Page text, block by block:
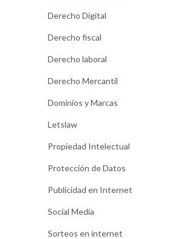
Derecho Digital
Derecho fiscal
Derecho laboral
Derecho Mercantil
Dominios y Marcas
Letslaw
Propiedad Intelectual
Protección de Datos
Publicidad en Internet
Social Media
Sorteos en internet